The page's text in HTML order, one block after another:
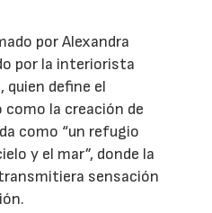
por Alexandra
por la interiorista
quien define el
la creación de
como “un refugio
y el mar”, donde la
sensación